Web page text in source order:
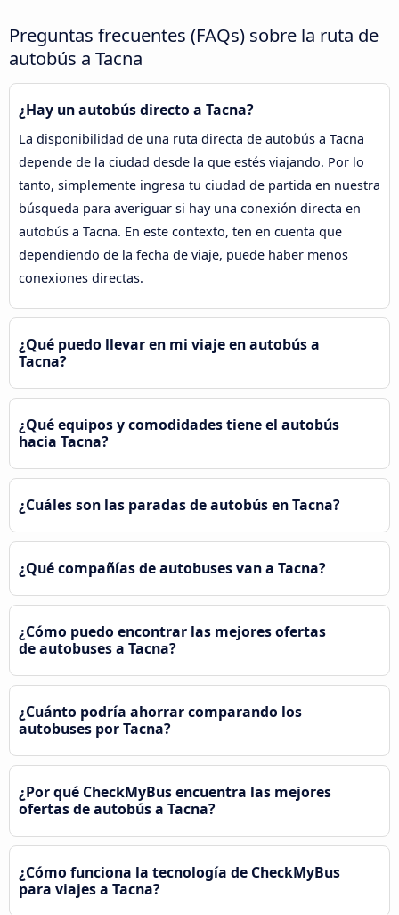
Preguntas frecuentes (FAQs) sobre la ruta de
autobús a Tacna
¿Hay un autobús directo a Tacna?
La disponibilidad de una ruta directa de autobús a Tacna
depende de la ciudad desde la que estés viajando. Por lo
tanto, simplemente ingresa tu ciudad de partida en nuestra
búsqueda para averiguar si hay una conexión directa en
autobús a Tacna. En este contexto, ten en cuenta que
dependiendo de la fecha de viaje, puede haber menos
conexiones directas.
¿Qué puedo llevar en mi viaje en autobús a
Tacna?
¿Qué equipos y comodidades tiene el autobús
hacia Tacna?
¿Cuáles son las paradas de autobús en Tacna?
¿Qué compañías de autobuses van a Tacna?
¿Cómo puedo encontrar las mejores ofertas
de autobuses a Tacna?
¿Cuánto podría ahorrar comparando los
autobuses por Tacna?
¿Por qué CheckMyBus encuentra las mejores
ofertas de autobús a Tacna?
¿Cómo funciona la tecnología de CheckMyBus
para viajes a Tacna?